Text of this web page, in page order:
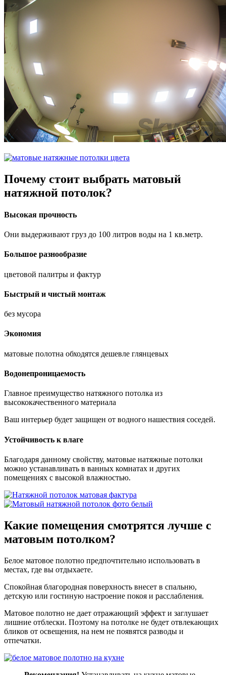
Почему стоит выбрать матовый
натяжной потолок?
Высокая прочность
Они выдерживают груз до 100 литров воды на 1 кв.метр.
Большое разнообразие
цветовой палитры и фактур
Быстрый и чистый монтаж
без мусора
Экономия
матовые полотна обходятся дешевле глянцевых
Водонепроницаемость
Главное преимущество натяжного потолка из
высококачественного материала
Ваш интерьер будет защищен от водного нашествия соседей.
Устойчивость к влаге
Благодаря данному свойству, матовые натяжные потолки
можно устанавливать в ванных комнатах и других
помещениях с высокой влажностью.
Какие помещения смотрятся лучше с
матовым потолком?
Белое матовое полотно предпочтительно использовать в
местах, где вы отдыхаете.
Спокойная благородная поверхность внесет в спальню,
детскую или гостиную настроение покоя и расслабления.
Матовое полотно не дает отражающий эффект и заглушает
лишние отблески. Поэтому на потолке не будет отвлекающих
бликов от освещения, на нем не появятся разводы и
отпечатки.